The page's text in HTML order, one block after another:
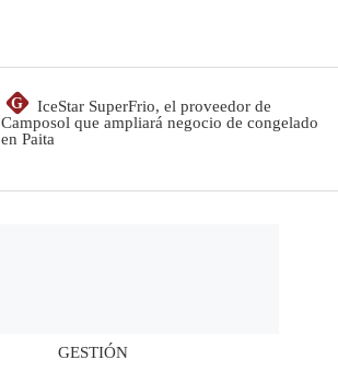
G
IceStar SuperFrio, el proveedor de
Camposol que ampliará negocio de congelado
en Paita